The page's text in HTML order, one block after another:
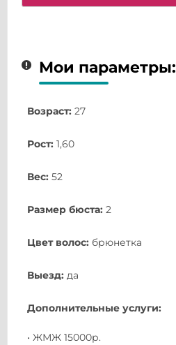
Мои параметры:
Возраст: 27
Рост: 1,60
Вес: 52
Размер бюста: 2
Цвет волос: брюнетка
Выезд: да
Дополнительные услуги:
• ЖМЖ 15000р.